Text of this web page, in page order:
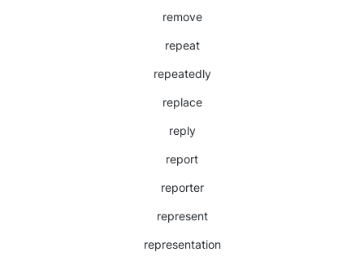
remove
repeat
repeatedly
replace
reply
report
reporter
represent
representation